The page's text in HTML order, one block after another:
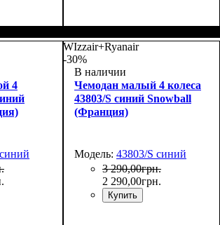
77х54х31
4
WIzzair+Ryanair
-30%
В наличии
Чемодан малый 4 колеса
43803/S синий Snowball
(Франция)
Модель: 43803/S синий
3 290,00грн.
2 290,00грн.
Купить